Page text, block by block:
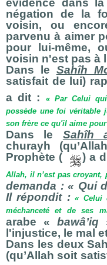
évidence dans
négation de la
voisin, ou
parvenu à aimer
pour lui-même,
voisin n'est pas à
Dans le Sahîh
satisfait de lui)
a dit :
« Par Celui
possède une foi véritable
son frère ce qu'il aime
Dans le Sahîh
churayh
Prophète (
) a
Allah, il n’est pas croyant,
demanda : « Qui
Il répondit : « Celui
méchanceté et de ses
arabe « bawâʼiq
l'injustice, le mal
Dans les deux
(qu’Allah soit